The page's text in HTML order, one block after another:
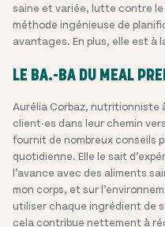
saine et variée, lutte contre
méthode ingénieuse de
avantages. En plus, elle est
LE BA.-BA DU MEAL
Aurélia Corbaz, nutritionniste
client·es dans leur chemin
fournit de nombreux conseils
quotidienne. Elle le sait
l’avance avec des aliments
mon corps, et sur
utiliser chaque ingrédient de
cela contribue nettement à